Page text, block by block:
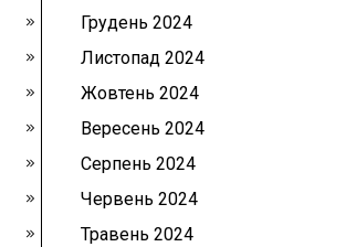
Грудень 2024
Листопад 2024
Жовтень 2024
Вересень 2024
Серпень 2024
Червень 2024
Травень 2024